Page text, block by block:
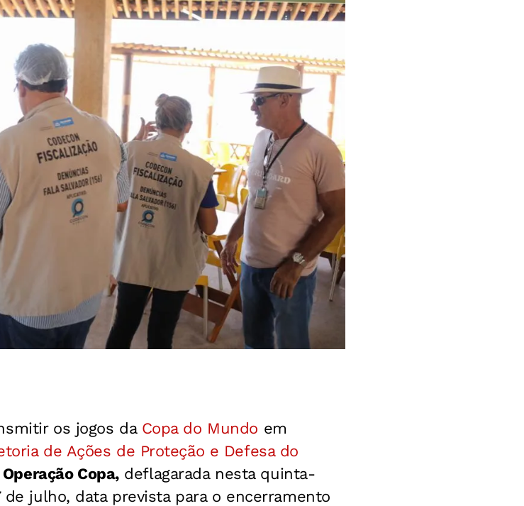
os jogos da Copa do Mundo em
de Ações de Proteção e Defesa do
Copa,deflagarada nesta quinta-
de julho, data prevista para o encerramento